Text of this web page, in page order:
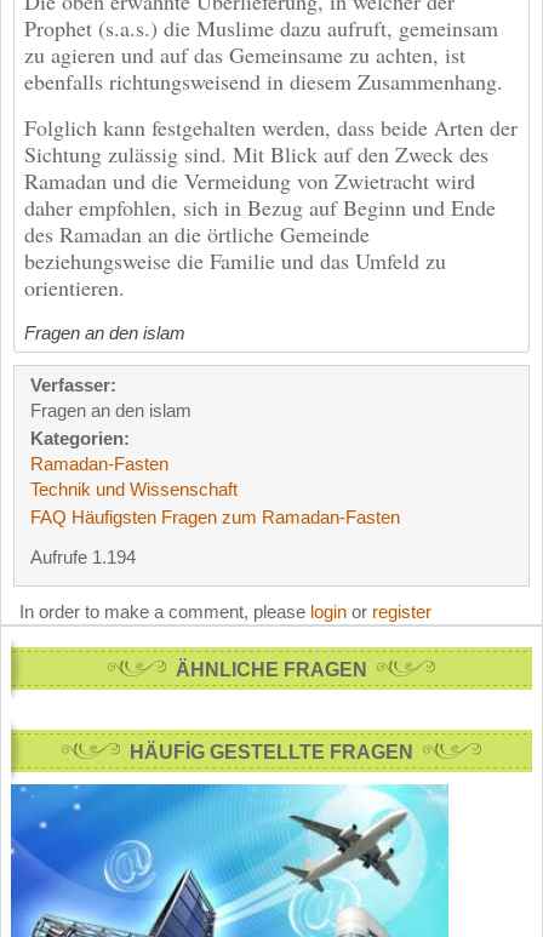
Prophet (s.a.s.) die Muslime dazu aufruft, gemeinsam
zu agieren und auf das Gemeinsame zu achten, ist
ebenfalls richtungsweisend in diesem Zusammenhang.
Folglich kann festgehalten werden, dass beide Arten der
Sichtung zulässig sind. Mit Blick auf den Zweck des
Ramadan und die Vermeidung von Zwietracht wird
daher empfohlen, sich in Bezug auf Beginn und Ende
des Ramadan an die örtliche Gemeinde
beziehungsweise die Familie und das Umfeld zu
orientieren.
Fragen an den islam
Verfasser:
Fragen an den islam
Kategorien:
Ramadan-Fasten
Technik und Wissenschaft
FAQ Häufigsten Fragen zum Ramadan-Fasten
Aufrufe 1.194
In order to make a comment, please login or register
ÄHNLICHE FRAGEN
HÄUFİG GESTELLTE FRAGEN